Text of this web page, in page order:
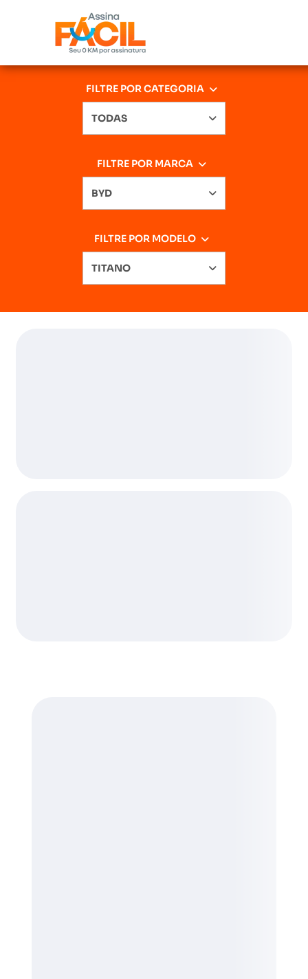
FILTRE POR CATEGORIA
TODAS
FILTRE POR MARCA
BYD
FILTRE POR MODELO
TITANO